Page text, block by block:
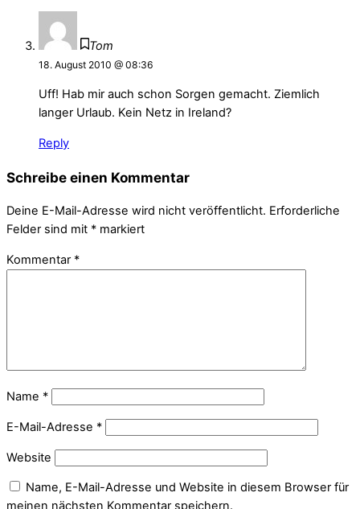
Tom
18. August 2010 @ 08:36
Uff! Hab mir auch schon Sorgen gemacht. Ziemlich
langer Urlaub. Kein Netz in Ireland?
Reply
Schreibe einen Kommentar
Deine E-Mail-Adresse wird nicht veröffentlicht. Erforderliche
Felder sind mit * markiert
Kommentar *
Name *
E-Mail-Adresse *
Website
Name, E-Mail-Adresse und Website in diesem Browser für
meinen nächsten Kommentar speichern.